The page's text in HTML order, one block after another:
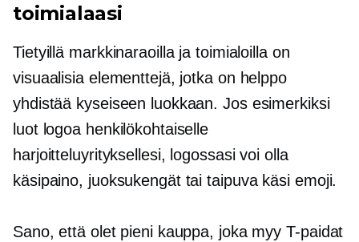
toimialaasi
Tietyillä markkinaraoilla ja toimialoilla on
visuaalisia elementtejä, jotka on helppo
yhdistää kyseiseen luokkaan. Jos esimerkiksi
luot logoa henkilökohtaiselle
harjoitteluyrityksellesi, logossasi voi olla
käsipaino, juoksukengät taitaipuva käsi emoji.
Sano, että olet pieni kauppa, joka myyT-paidat